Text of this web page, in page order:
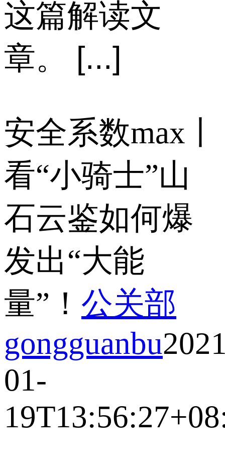
这篇解读文
章。 [...]
安全系数max丨
看“小骑士”山
石云鉴如何爆
发出“大能
量”！ 公关部
gongguanbu
01-